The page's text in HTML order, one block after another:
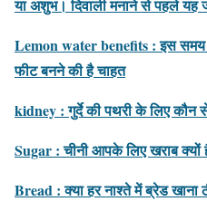
या अशुभ। दिवाली मनाने से पहले यह
Lemon water benefits : इस समय
फीट बनने की है चाहत
kidney : गुर्दे की पथरी के लिए
Sugar : चीनी आपके लिए खराब क्यों
Bread : क्या हर नाश्ते में ब्रेड खाना